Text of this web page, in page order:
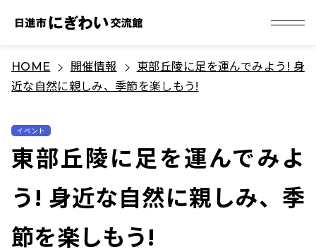
HOME 開催情報
東部丘陵に足を運んでみよう! 身
近な自然に親しみ、季節を楽しもう!
イベント
東部丘陵に足を運んでみよ
う! 身近な自然に親しみ、季
節を楽しもう!